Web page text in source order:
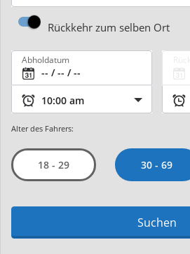
Rückkehr zum selben Ort
Abholdatum
Alter des Fahrers:
18 - 29 30 - 69
Suchen